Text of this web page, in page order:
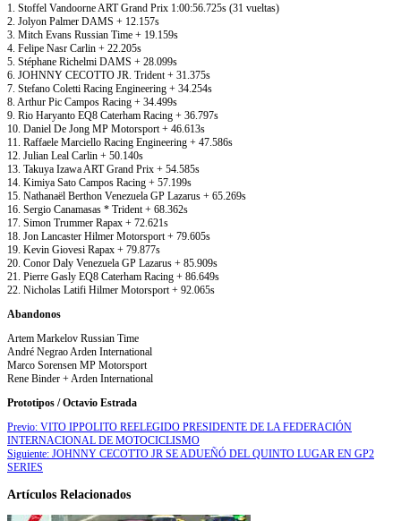
1. Stoffel Vandoorne ART Grand Prix 1:00:56.725s (31 vueltas)
2. Jolyon Palmer DAMS + 12.157s
3. Mitch Evans Russian Time + 19.159s
4. Felipe Nasr Carlin + 22.205s
5. Stéphane Richelmi DAMS + 28.099s
6. JOHNNY CECOTTO JR. Trident + 31.375s
7. Stefano Coletti Racing Engineering + 34.254s
8. Arthur Pic Campos Racing + 34.499s
9. Rio Haryanto EQ8 Caterham Racing + 36.797s
10. Daniel De Jong MP Motorsport + 46.613s
11. Raffaele Marciello Racing Engineering + 47.586s
12. Julian Leal Carlin + 50.140s
13. Takuya Izawa ART Grand Prix + 54.585s
14. Kimiya Sato Campos Racing + 57.199s
15. Nathanaël Berthon Venezuela GP Lazarus + 65.269s
16. Sergio Canamasas * Trident + 68.362s
17. Simon Trummer Rapax + 72.621s
18. Jon Lancaster Hilmer Motorsport + 79.605s
19. Kevin Giovesi Rapax + 79.877s
20. Conor Daly Venezuela GP Lazarus + 85.909s
21. Pierre Gasly EQ8 Caterham Racing + 86.649s
22. Nicholas Latifi Hilmer Motorsport + 92.065s
Abandonos
Artem Markelov Russian Time
André Negrao Arden International
Marco Sorensen MP Motorsport
Rene Binder + Arden International
Prototipos / Octavio Estrada
Previo: VITO IPPOLITO REELEGIDO PRESIDENTE DE LA FEDERACIÓN
INTERNACIONAL DE MOTOCICLISMO
Siguiente: JOHNNY CECOTTO JR SE ADUEÑÓ DEL QUINTO LUGAR EN GP2
SERIES
Artículos Relacionados